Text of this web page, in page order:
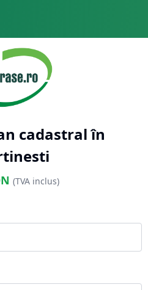
cadastral în
(TVA inclus)